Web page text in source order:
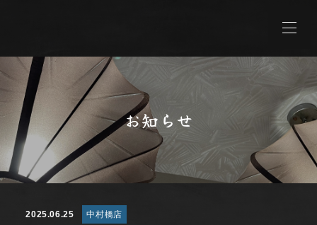
お知らせ
2025.06.25 中村橋店